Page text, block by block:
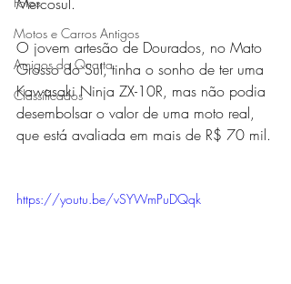
Motos e Carros Antigos
Amigos da Quarta
Classificados
O jovem artesão de Dourados, no Mato
Grosso do Sul, tinha o sonho de ter uma
Kawasaki Ninja ZX-10R, mas não podia
desembolsar o valor de uma moto real,
que está avaliada em mais de R$ 70 mil.
https://youtu.be/vSYWmPuDQqk